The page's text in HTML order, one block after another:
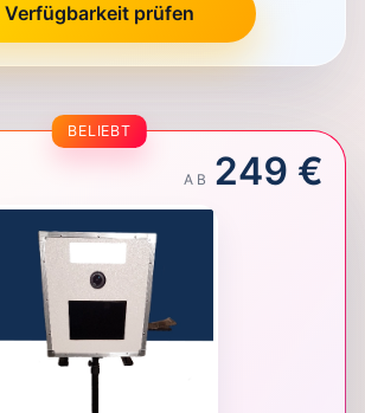
Verfügbarkeit prüfen
BELIEBT
AB 249 €